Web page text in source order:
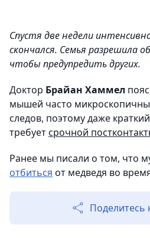
Спустя две недели
скончался. Семья разрешила
чтобы предупредить других.
Доктор Брайан Хаммел
мышей часто
следов, поэтому даже
требуетсрочной
Ранее мы писали о том, что
отбиться от медведя во
Поделитесь